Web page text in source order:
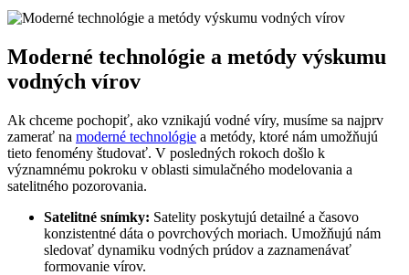
Moderné technológie a metódy výskumu
vodných vírov
Ak chceme pochopiť, ako vznikajú vodné víry, musíme sa najprv
zamerať na moderné technológie a metódy, ktoré nám umožňujú
tieto fenomény študovať. V posledných rokoch došlo k
významnému pokroku v oblasti simulačného modelovania a
satelitného pozorovania.
Satelitné snímky: Satelity poskytujú detailné a časovo
konzistentné dáta o povrchových moriach. Umožňujú nám
sledovať dynamiku vodných prúdov a zaznamenávať
formovanie vírov.